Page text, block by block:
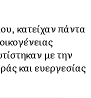
κατείχαν πάντα
με την
και ευεργεσίας